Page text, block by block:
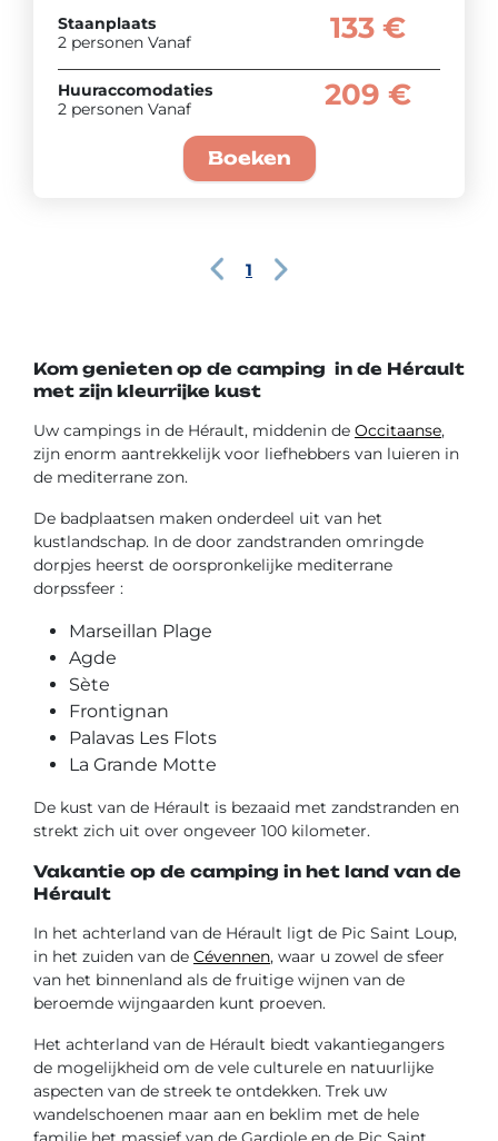
Staanplaats
2 personen Vanaf
133 €
Huuraccomodaties
2 personen Vanaf
209 €
Boeken
1
Kom genieten op de camping in de Hérault
met zijn kleurrijke kust
Uw campings in de Hérault, middenin de Occitaanse,
zijn enorm aantrekkelijk voor liefhebbers van luieren in
de mediterrane zon.
De badplaatsen maken onderdeel uit van het
kustlandschap. In de door zandstranden omringde
dorpjes heerst de oorspronkelijke mediterrane
dorpssfeer :
Marseillan Plage
Agde
Sète
Frontignan
Palavas Les Flots
La Grande Motte
De kust van de Hérault is bezaaid met zandstranden en
strekt zich uit over ongeveer 100 kilometer.
Vakantie op de camping in het land van de
Hérault
In het achterland van de Hérault ligt de Pic Saint Loup,
in het zuiden van de Cévennen, waar u zowel de sfeer
van het binnenland als de fruitige wijnen van de
beroemde wijngaarden kunt proeven.
Het achterland van de Hérault biedt vakantiegangers
de mogelijkheid om de vele culturele en natuurlijke
aspecten van de streek te ontdekken. Trek uw
wandelschoenen maar aan en beklim met de hele